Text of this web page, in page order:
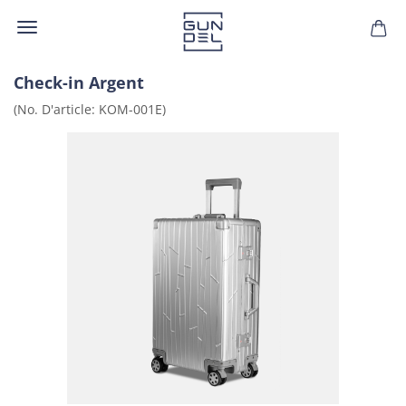
Check-​in Ar­gent
(No. D'ar­ticle: KOM-​001E)